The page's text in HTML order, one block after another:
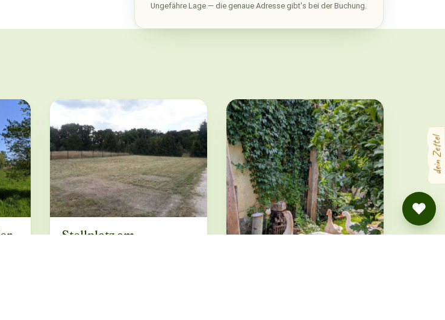
dein Zettel
Ungefähre Lage — die genaue Adresse gibt's bei der Buchung.
Stellplatz am